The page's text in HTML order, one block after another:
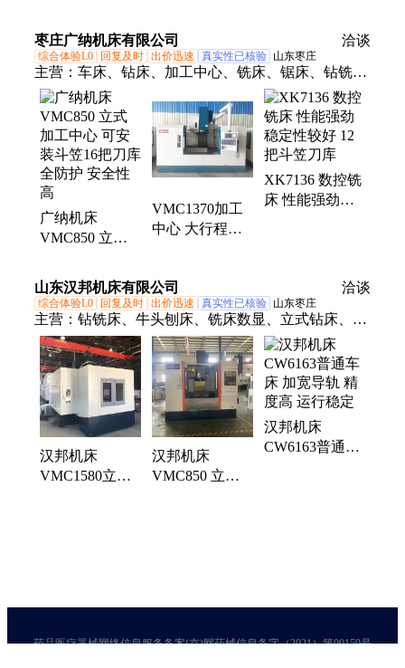
复合加工中心、转台式多工位组合机床、发那科
D54C加工中心D74零件机
克钻攻机
FANUC零件机
工中心
瑞士五轴联动数
控机床
枣庄广纳机床有限公司 洽谈
综合体验L0 回复及时 出价迅速 真实性已核验 山东枣庄
主营： 车床、钻床、加工中心、铣床、锯床、钻铣
床、牛头刨床
广纳机床
VMC850 立式
装斗笠16把刀库
全防护 安全性
高
VMC1370加工
中心 大行程
XK7136 数控铣
床 性能强劲稳
山东汉邦机床有限公司 洽谈
综合体验L0 回复及时 出价迅速 真实性已核验 山东枣庄
主营： 钻铣床、牛头刨床、铣床数显、立式钻床、炮
塔铣床、数控铣床、数控锯床、数控车床、摇臂钻
床、卧式车床、铣床高速、普通车床、卧式铣床、马
鞍床车、金属带锯床、液压摇臂钻、升降台铣床、十
字工作台
汉邦机床
VMC1580立式
汉邦机床
VMC850 立式
汉邦机床
CW6163普通车
药品医疗器械网络信息服务备案(京)网药械信息备字（2021）第00159号